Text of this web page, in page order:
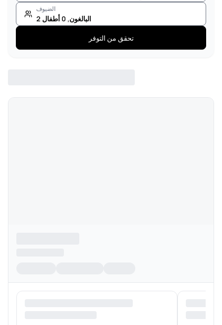
الضيوف
2 البالغون,
0 أطفال
تحقق من التوفر